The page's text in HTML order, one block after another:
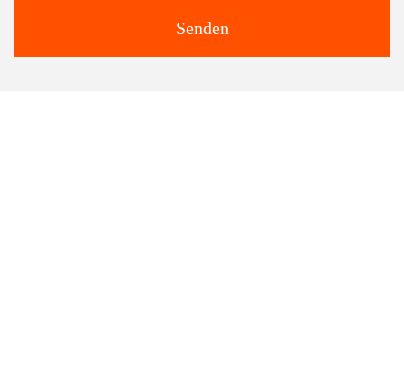
Senden